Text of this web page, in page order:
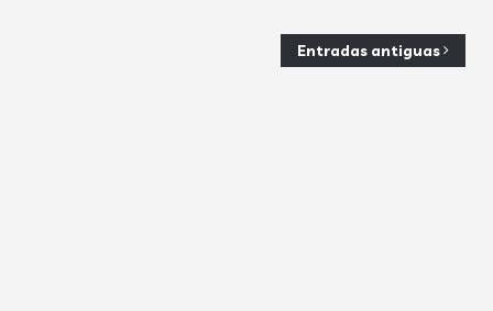
Entradas antiguas